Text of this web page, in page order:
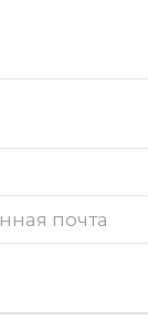
почта